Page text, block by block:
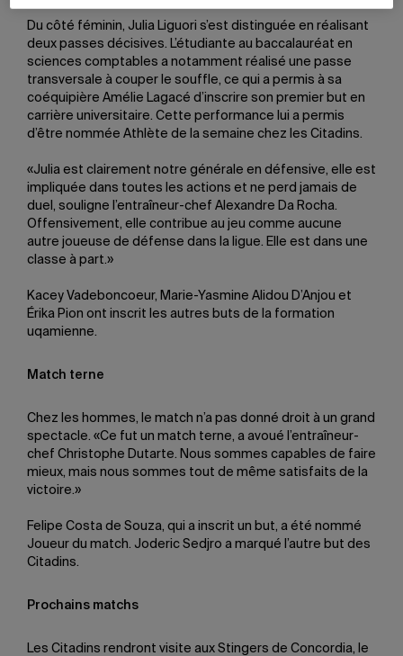
Du côté féminin, Julia Liguori s’est distinguée en réalisant
deux passes décisives. L’étudiante au baccalauréat en
sciences comptables a notamment réalisé une passe
transversale à couper le souffle, ce qui a permis à sa
coéquipière Amélie Lagacé d’inscrire son premier but en
carrière universitaire. Cette performance lui a permis
d’être nommée Athlète de la semaine chez les Citadins.
«Julia est clairement notre générale en défensive, elle est
impliquée dans toutes les actions et ne perd jamais de
duel, souligne l’entraîneur-chef Alexandre Da Rocha.
Offensivement, elle contribue au jeu comme aucune
autre joueuse de défense dans la ligue. Elle est dans une
classe à part.»
Kacey Vadeboncoeur, Marie-Yasmine Alidou D’Anjou et
Érika Pion ont inscrit les autres buts de la formation
uqamienne.
Match terne
Chez les hommes, le match n’a pas donné droit à un grand
spectacle. «Ce fut un match terne, a avoué l’entraîneur-
chef Christophe Dutarte. Nous sommes capables de faire
mieux, mais nous sommes tout de même satisfaits de la
victoire.»
Felipe Costa de Souza, qui a inscrit un but, a été nommé
Joueur du match. Joderic Sedjro a marqué l’autre but des
Citadins.
Prochains matchs
Les Citadins rendront visite aux Stingers de Concordia, le